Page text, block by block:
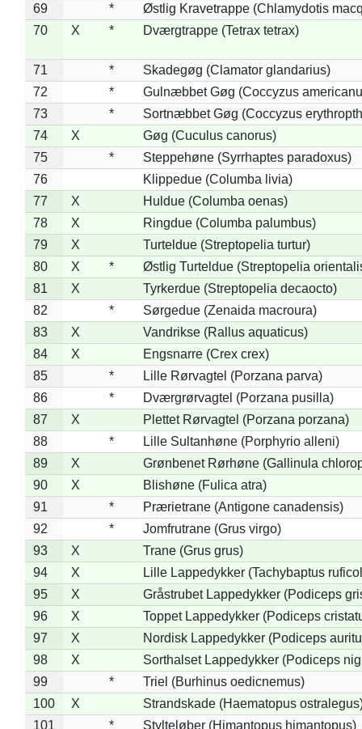
69
*
Østlig Kravetrappe (Chlamydotis
70
X * Dværgtrappe (Tetrax tetrax)
71 *
Skadegøg (Clamator glandarius)
72
*
Gulnæbbet Gøg (Coccyzus
73
*
Sortnæbbet Gøg (Coccyzus
74
X
Gøg (Cuculus canorus)
75
*
Steppehøne (Syrrhaptes paradoxus)
76
Klippedue (Columba livia)
77
X
Huldue (Columba oenas)
78
X
Ringdue (Columba palumbus)
79
X
Turteldue (Streptopelia turtur)
80
X *
Østlig Turteldue (Streptopelia
81
X
Tyrkerdue (Streptopelia decaocto)
82
*
Sørgedue (Zenaida macroura)
83
X
Vandrikse (Rallus aquaticus)
84
X
Engsnarre (Crex crex)
85
*
Lille Rørvagtel (Porzana parva)
86
*
Dværgrørvagtel (Porzana pusilla)
87
X
Plettet Rørvagtel (Porzana porzana)
88
*
Lille Sultanhøne (Porphyrio alleni)
89
X
Grønbenet Rørhøne (Gallinula
90
X
Blishøne (Fulica atra)
91
*
Prærietrane (Antigone canadensis)
92
*
Jomfrutrane (Grus virgo)
93
X
Trane (Grus grus)
94
X
Lille Lappedykker (Tachybaptus
95
X
Gråstrubet Lappedykker (Podiceps
96
X
Toppet Lappedykker (Podiceps
97
X
Nordisk Lappedykker (Podiceps
98
X
Sorthalset Lappedykker (Podiceps
99
*
Triel (Burhinus oedicnemus)
100
X
Strandskade (Haematopus
101
* Stylteløber (Himantopus himantopus)